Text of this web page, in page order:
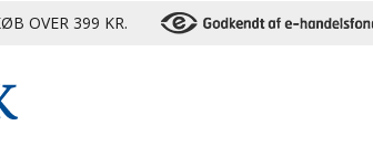
OVER 399 KR.